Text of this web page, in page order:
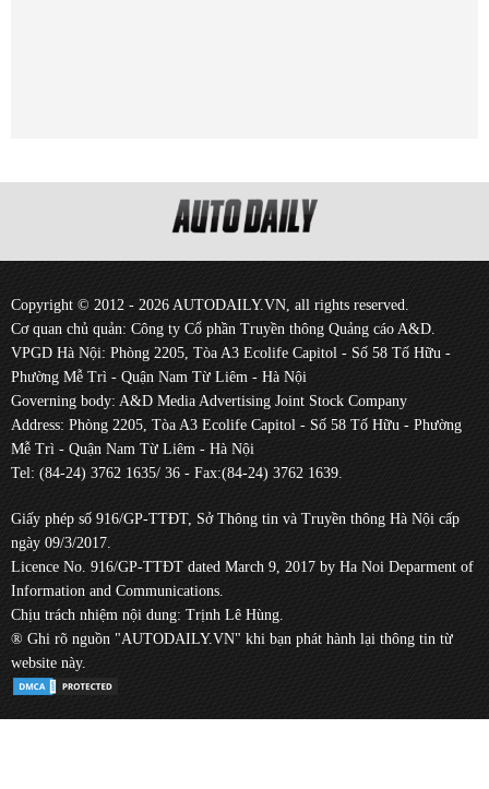
Copyright © 2012 - 2026 AUTODAILY.VN, all rights reserved.
Cơ quan chủ quản: Công ty Cổ phần Truyền thông Quảng cáo A&D.
VPGD Hà Nội: Phòng 2205, Tòa A3 Ecolife Capitol - Số 58 Tố Hữu -
Phường Mễ Trì - Quận Nam Từ Liêm - Hà Nội
Governing body: A&D Media Advertising Joint Stock Company
Address: Phòng 2205, Tòa A3 Ecolife Capitol - Số 58 Tố Hữu - Phường
Mễ Trì - Quận Nam Từ Liêm - Hà Nội
Tel: (84-24) 3762 1635/ 36 - Fax:(84-24) 3762 1639.
Giấy phép số 916/GP-TTĐT, Sở Thông tin và Truyền thông Hà Nội cấp
ngày 09/3/2017.
Licence No. 916/GP-TTĐT dated March 9, 2017 by Ha Noi Deparment of
Information and Communications.
Chịu trách nhiệm nội dung: Trịnh Lê Hùng.
® Ghi rõ nguồn "AUTODAILY.VN" khi bạn phát hành lại thông tin từ
website này.